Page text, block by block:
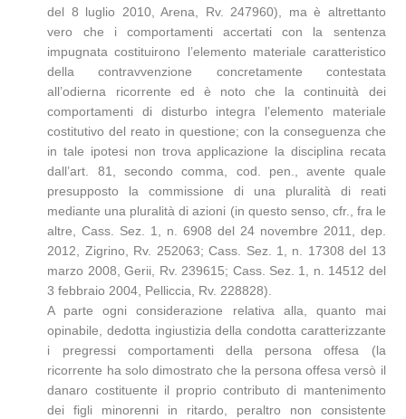
del 8 luglio 2010, Arena, Rv. 247960), ma è altrettanto
vero che i comportamenti accertati con la sentenza
impugnata costituirono l’elemento materiale caratteristico
della contravvenzione concretamente contestata
all’odierna ricorrente ed è noto che la continuità dei
comportamenti di disturbo integra l’elemento materiale
costitutivo del reato in questione; con la conseguenza che
in tale ipotesi non trova applicazione la disciplina recata
dall’art. 81, secondo comma, cod. pen., avente quale
presupposto la commissione di una pluralità di reati
mediante una pluralità di azioni (in questo senso, cfr., fra le
altre, Cass. Sez. 1, n. 6908 del 24 novembre 2011, dep.
2012, Zigrino, Rv. 252063; Cass. Sez. 1, n. 17308 del 13
marzo 2008, Gerii, Rv. 239615; Cass. Sez. 1, n. 14512 del
3 febbraio 2004, Pelliccia, Rv. 228828).
A parte ogni considerazione relativa alla, quanto mai
opinabile, dedotta ingiustizia della condotta caratterizzante
i pregressi comportamenti della persona offesa (la
ricorrente ha solo dimostrato che la persona offesa versò il
danaro costituente il proprio contributo di mantenimento
dei figli minorenni in ritardo, peraltro non consistente